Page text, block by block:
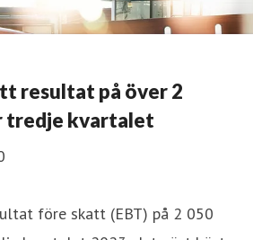
resultat på över 2
tredje kvartalet
före skatt (EBT) på 2 050